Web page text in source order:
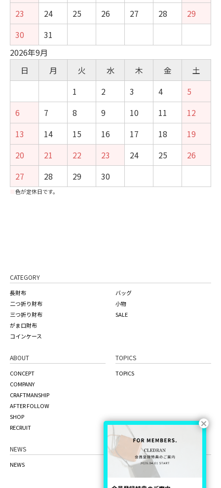
23
24 25 26 27 28
29
30
31
2026年9月
日
月 火 水 木 金
土
1
2 3 4
5
6
7 8 9 10 11
12
13
14 15 16 17 18
19
20
21 22 23 24 25
26
27
28 29 30
色が定休日です。
CATEGORY
長財布
二つ折り財布
三つ折り財布
がま口財布
コインケース
バッグ
小物
SALE
ABOUT
CONCEPT
COMPANY
CRAFTMANSHIP
AFTER FOLLOW
SHOP
RECRUIT
TOPICS
TOPICS
NEWS
NEWS
ONLINE STORE
the craft factory
品質管理について
ご利用ガイド